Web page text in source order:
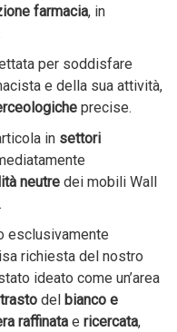
farmacia, in
per soddisfare
e della sua attività,
precise.
in settori
neutre dei mobili Wall
esclusivamente
richiesta del nostro
ideato come un’area
del
bianco e
raffinata e ricercata,